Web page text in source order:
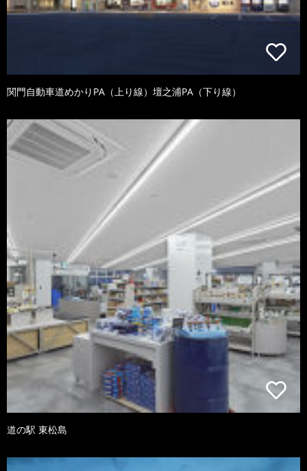
関門自動車道めかりPA（上り線）壇之浦PA（下り線）
道の駅 東松島